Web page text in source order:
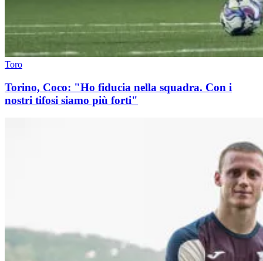
Toro
Torino, Coco: "Ho fiducia nella squadra. Con i
nostri tifosi siamo più forti"